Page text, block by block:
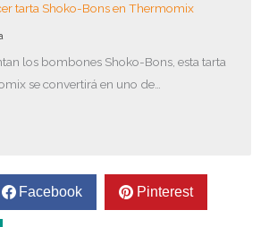
tarta Shoko-Bons en Thermomix
los bombones Shoko-Bons, esta tarta
se convertirá en uno de…
Facebook Pinterest